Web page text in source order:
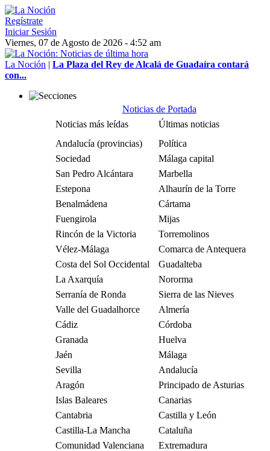
Regístrate
Iniciar Sesión
Viernes, 07 de Agosto de 2026 - 4:52 am
La Noción | La Plaza del Rey de Alcalá de Guadaíra contará
con...
Noticias de Portada
Noticias más leídas
Últimas noticias
Andalucía (provincias)
Política
Sociedad
Málaga capital
San Pedro Alcántara
Marbella
Estepona
Alhaurín de la Torre
Benalmádena
Cártama
Fuengirola
Mijas
Rincón de la Victoria
Torremolinos
Vélez-Málaga
Comarca de Antequera
Costa del Sol Occidental
Guadalteba
La Axarquía
Nororma
Serranía de Ronda
Sierra de las Nieves
Valle del Guadalhorce
Almería
Cádiz
Córdoba
Granada
Huelva
Jaén
Málaga
Sevilla
Andalucía
Aragón
Principado de Asturias
Islas Baleares
Canarias
Cantabria
Castilla y León
Castilla-La Mancha
Cataluña
Comunidad Valenciana
Extremadura